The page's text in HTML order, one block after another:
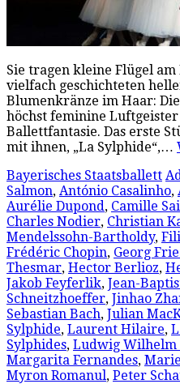
Sie tragen kleine Flügel
vielfach geschichteten
Blumenkränze im Haar:
höchst feminine Luftgeister
Ballettfantasie. Das erste
mit ihnen, „La Sylphide“,…
Bayerisches Staatsballett
Salmon, António Casalinho,
Aurélie Dupond, Camille
Charles Nodier, Christian
Mendelssohn-Bartholdy,
Frédéric Chopin, Georg
Thesmar, Hector Berlioz,
Jakob Feyferlik, Jean-
Schneitzhoeffer, Jinhao
Sebastian Bach, Julian
Sylphide, Laurent Hilaire,
Sylphides, Ludwig
Margarita Fernandes,
Myron Romanul, Peter